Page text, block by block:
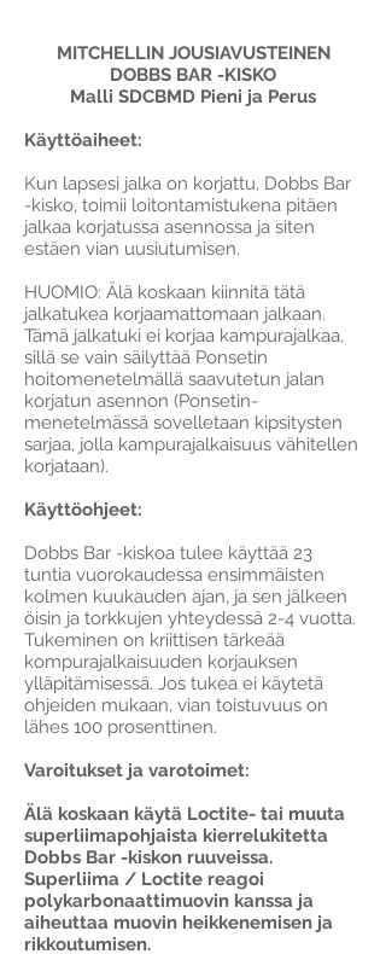
MITCHELLIN JOUSIAVUSTEINEN
DOBBS BAR -KISKO
Malli SDCBMD Pieni ja Perus
Käyttöaiheet:
Kun lapsesi jalka on korjattu, Dobbs Bar
-kisko, toimii loitontamistukena pitäen
jalkaa korjatussa asennossa ja siten
estäen vian uusiutumisen.
HUOMIO: Älä koskaan kiinnitä tätä
jalkatukea korjaamattomaan jalkaan.
Tämä jalkatuki ei korjaa kampurajalkaa,
sillä se vain säilyttää Ponsetin
hoitomenetelmällä saavutetun jalan
korjatun asennon (Ponsetin-
menetelmässä sovelletaan kipsitysten
sarjaa, jolla kampurajalkaisuus vähitellen
korjataan).
Käyttöohjeet:
Dobbs Bar -kiskoa tulee käyttää 23
tuntia vuorokaudessa ensimmäisten
kolmen kuukauden ajan, ja sen jälkeen
öisin ja torkkujen yhteydessä 2-4 vuotta.
Tukeminen on kriittisen tärkeää
kompurajalkaisuuden korjauksen
ylläpitämisessä. Jos tukea ei käytetä
ohjeiden mukaan, vian toistuvuus on
lähes 100 prosenttinen.
Varoitukset ja varotoimet:
Älä koskaan käytä Loctite- tai muuta
superliimapohjaista kierrelukitetta
Dobbs Bar -kiskon ruuveissa.
Superliima / Loctite reagoi
polykarbonaattimuovin kanssa ja
aiheuttaa muovin heikkenemisen ja
rikkoutumisen.